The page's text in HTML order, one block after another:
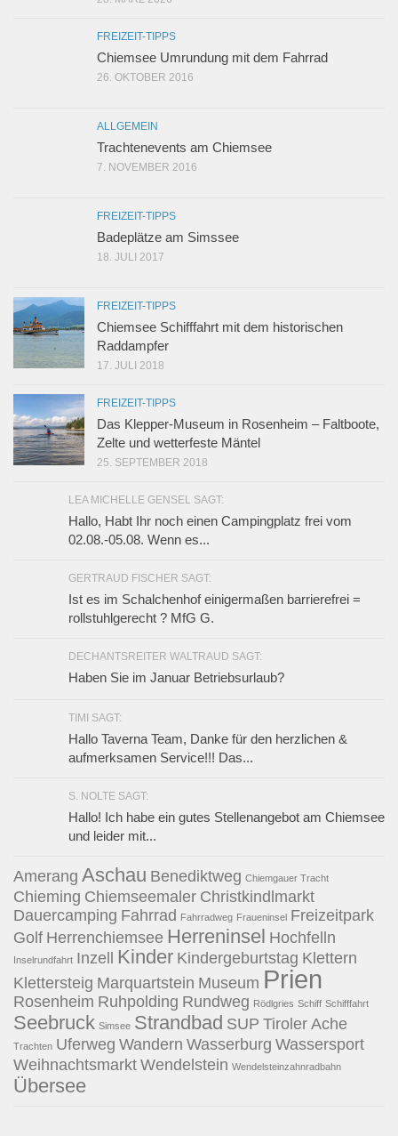
FREIZEIT-TIPPS
Chiemsee Umrundung mit dem Fahrrad
26. OKTOBER 2016
ALLGEMEIN
Trachtenevents am Chiemsee
7. NOVEMBER 2016
FREIZEIT-TIPPS
Badeplätze am Simssee
18. JULI 2017
FREIZEIT-TIPPS
Chiemsee Schifffahrt mit dem historischen
Raddampfer
17. JULI 2018
FREIZEIT-TIPPS
Das Klepper-Museum in Rosenheim – Faltboote,
Zelte und wetterfeste Mäntel
25. SEPTEMBER 2018
LEA MICHELLE GENSEL SAGT:
Hallo, Habt Ihr noch einen Campingplatz frei vom
02.08.-05.08. Wenn es...
GERTRAUD FISCHER SAGT:
Ist es im Schalchenhof einigermaßen barrierefrei =
rollstuhlgerecht ? MfG G.
DECHANTSREITER WALTRAUD SAGT:
Haben Sie im Januar Betriebsurlaub?
TIMI SAGT:
Hallo Taverna Team, Danke für den herzlichen &
aufmerksamen Service!!! Das...
S. NOLTE SAGT:
Hallo! Ich habe ein gutes Stellenangebot am Chiemsee
und leider mit...
Amerang Aschau Benediktweg Chiemgauer Tracht
Chieming Chiemseemaler Christkindlmarkt
Dauercamping Fahrrad Fahrradweg Fraueninsel Freizeitpark
Golf Herrenchiemsee Herreninsel Hochfelln
Inselrundfahrt Inzell Kinder Kindergeburtstag Klettern
Klettersteig Marquartstein Museum Prien
Rosenheim Ruhpolding Rundweg Rödlgries Schiff Schifffahrt
Seebruck Simsee Strandbad SUP Tiroler Ache
Trachten Uferweg Wandern Wasserburg Wassersport
Weihnachtsmarkt Wendelstein Wendelsteinzahnradbahn
Übersee